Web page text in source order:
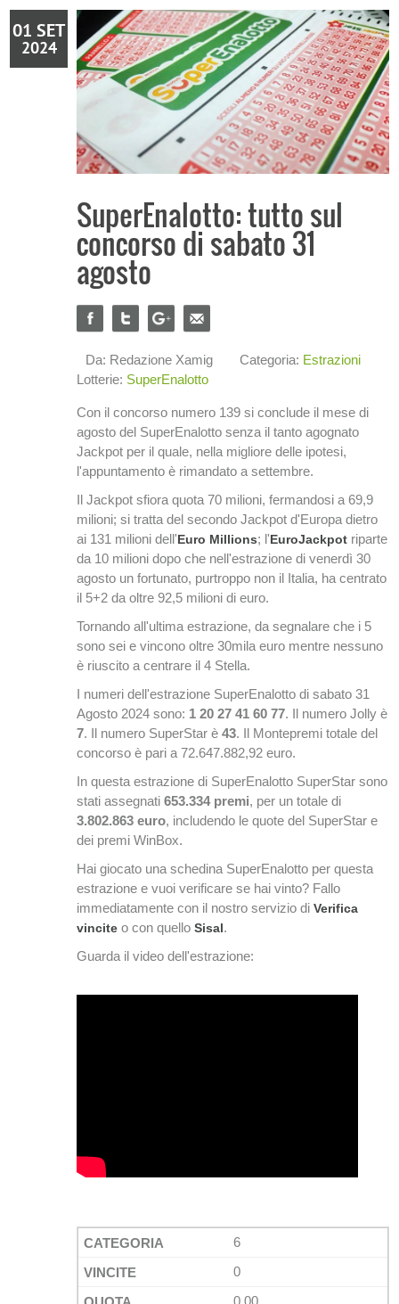
01 SET
2024
SuperEnalotto: tutto sul
concorso di sabato 31
agosto
Da: Redazione Xamig Categoria: Estrazioni
Lotterie: SuperEnalotto
Con il concorso numero 139 si conclude il mese di
agosto del SuperEnalotto senza il tanto agognato
Jackpot per il quale, nella migliore delle ipotesi,
l'appuntamento è rimandato a settembre.
Il Jackpot sfiora quota 70 milioni, fermandosi a 69,9
milioni; si tratta del secondo Jackpot d'Europa dietro
ai 131 milioni dell'Euro Millions; l'EuroJackpot riparte
da 10 milioni dopo che nell'estrazione di venerdì 30
agosto un fortunato, purtroppo non il Italia, ha centrato
il 5+2 da oltre 92,5 milioni di euro.
Tornando all'ultima estrazione, da segnalare che i 5
sono sei e vincono oltre 30mila euro mentre nessuno
è riuscito a centrare il 4 Stella.
I numeri dell'estrazione SuperEnalotto di sabato 31
Agosto 2024 sono: 1 20 27 41 60 77. Il numero Jolly è
7. Il numero SuperStar è 43. Il Montepremi totale del
concorso è pari a 72.647.882,92 euro.
In questa estrazione di SuperEnalotto SuperStar sono
stati assegnati 653.334 premi, per un totale di
3.802.863 euro, includendo le quote del SuperStar e
dei premi WinBox.
Hai giocato una schedina SuperEnalotto per questa
estrazione e vuoi verificare se hai vinto? Fallo
immediatamente con il nostro servizio di Verifica
vincite o con quello Sisal.
Guarda il video dell'estrazione:
6
0
0,00